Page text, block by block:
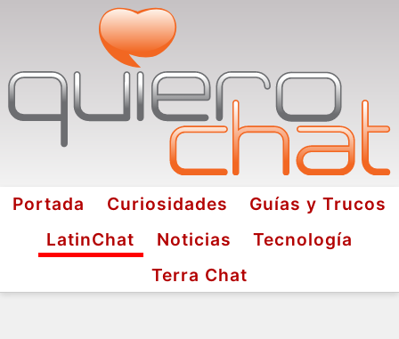
Portada Curiosidades
Guías y Trucos
LatinChat
Noticias
Tecnología
Terra Chat